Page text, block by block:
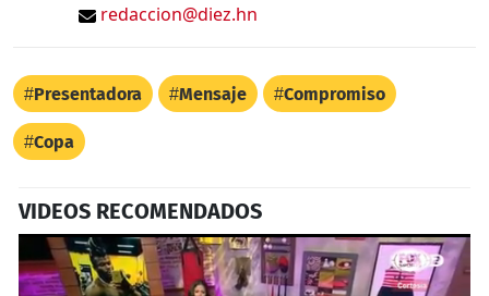
redaccion@diez.hn
Presentadora Mensaje Compromiso
Copa
VIDEOS RECOMENDADOS